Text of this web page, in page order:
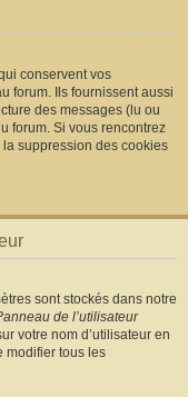
conservent vos
forum. Ils fournissent aussi
des messages (lu ou
forum. Si vous rencontrez
suppression des cookies
sont stockés dans notre
de l’utilisateur
votre nom d’utilisateur en
modifier tous les